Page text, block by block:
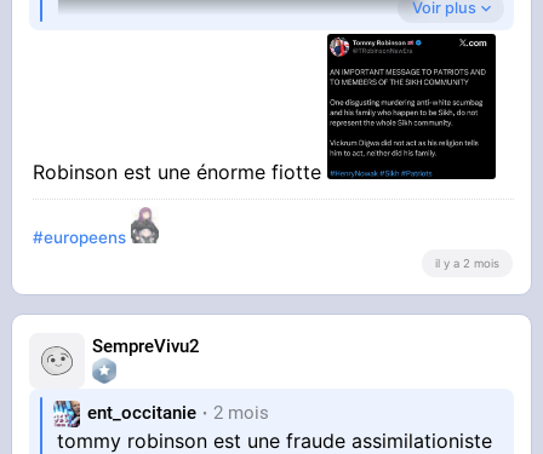
Voir plus
Robinson est une énorme fiotte
#europeens
il y a 2 mois
SempreVivu2
ent_occitanie 2 mois
tommy robinson est une fraude assimilationiste